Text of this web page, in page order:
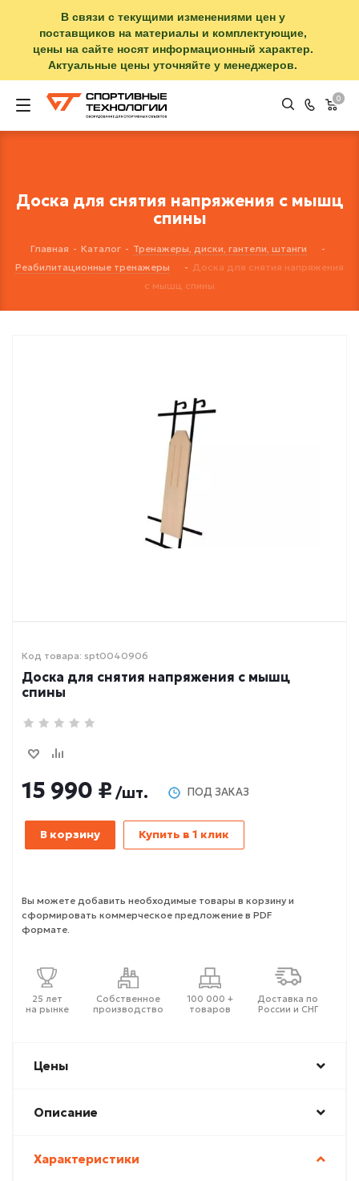
В связи с текущими изменениями цен у
поставщиков на материалы и комплектующие,
цены на сайте носят информационный характер.
Актуальные цены уточняйте у менеджеров.
0
Доска для снятия напряжения с мышц
спины
Главная - Каталог - Тренажеры, диски, гантели, штанги
-
Реабилитационные тренажеры
- Доска для снятия напряжения
с мышц спины
Код товара: spt0040906
Доска для снятия напряжения с мышц
спины
15 990 ₽ /шт. ПОД ЗАКАЗ
В корзину Купить в 1 клик
Вы можете добавить необходимые товары в корзину и
сформировать коммерческое предложение в PDF
формате.
25 лет
на рынке
Собственное
производство
100 000 +
товаров
Доставка по
России и СНГ
Цены
Описание
Характеристики